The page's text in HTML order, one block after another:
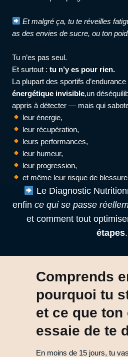
Et malgré ça, tu te réveilles
as des envies de sucre, ou ton
Tu n’es pas seul.
Et surtout : tu n’y es pour rien.
La plupart des sportifs
énergétique invisible,un
appris à détecter — mais qui
leur énergie,
leur récupération,
leurs performances,
leur humeur,
leur progression,
et même leur risque de
Le Diagnostic
enfin ce qui se passe
et comment tout
étapes.
Comprends
pourquoi tu
et ce que ton
essaie de te
En moins de 15 jours, tu